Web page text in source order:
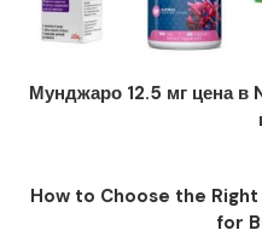
Мунджаро 12.5 мг цена в
How to Choose the
for